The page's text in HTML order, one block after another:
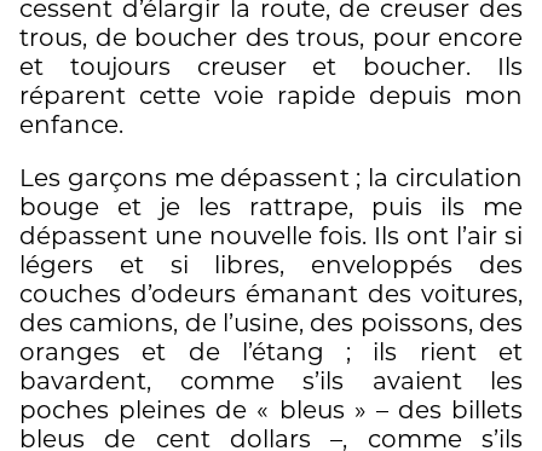
cessent d’élargir la route, de creuser des
trous, de boucher des trous, pour encore
et toujours creuser et boucher. Ils
réparent cette voie rapide depuis mon
enfance.
Les garçons me dépassent ; la circulation
bouge et je les rattrape, puis ils me
dépassent une nouvelle fois. Ils ont l’air si
légers et si libres, enveloppés des
couches d’odeurs émanant des voitures,
des camions, de l’usine, des poissons, des
oranges et de l’étang ; ils rient et
bavardent, comme s’ils avaient les
poches pleines de « bleus » – des billets
bleus de cent dollars –, comme s’ils